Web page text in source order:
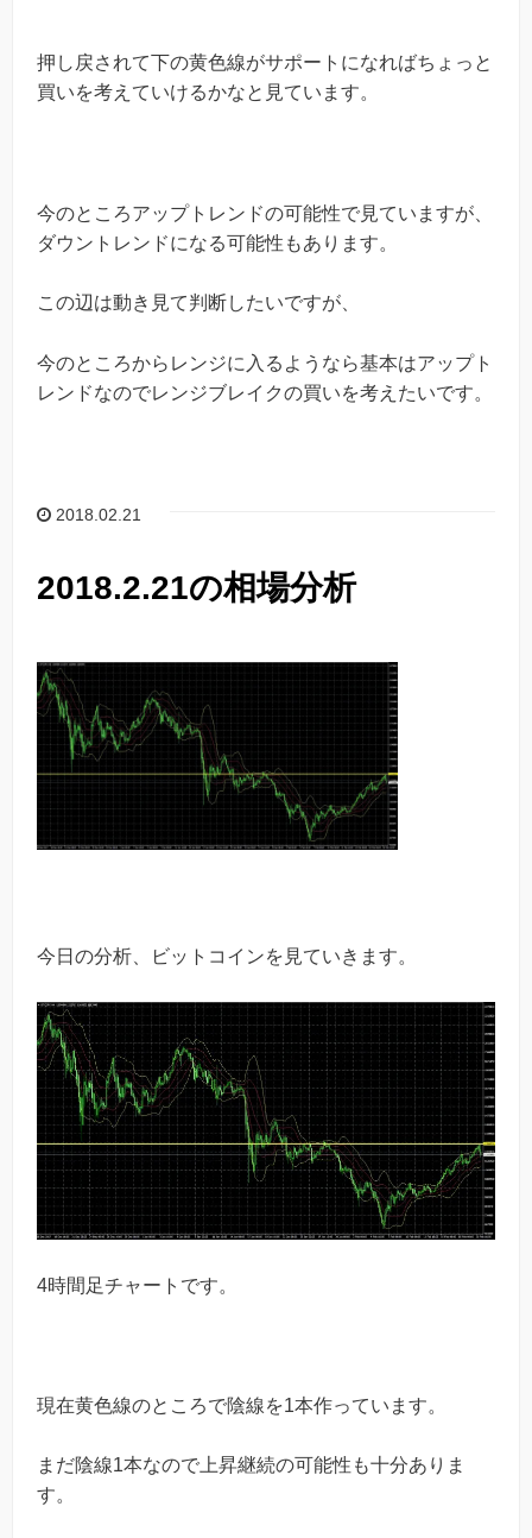
押し戻されて下の黄色線がサポートになればちょっと
買いを考えていけるかなと見ています。
今のところアップトレンドの可能性で見ていますが、
ダウントレンドになる可能性もあります。
この辺は動き見て判断したいですが、
今のところからレンジに入るようなら基本はアップト
レンドなのでレンジブレイクの買いを考えたいです。
2018.02.21
2018.2.21の相場分析
今日の分析、ビットコインを見ていきます。
4時間足チャートです。
現在黄色線のところで陰線を1本作っています。
まだ陰線1本なので上昇継続の可能性も十分ありま
す。